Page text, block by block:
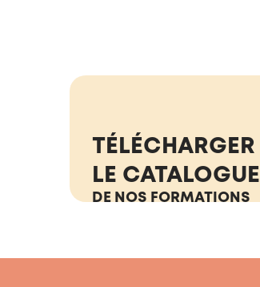
TÉLÉCHARGER
LE CATALOGUE
DE NOS FORMATIONS